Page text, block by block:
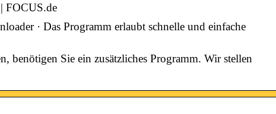
FOCUS.de
· Das Programm erlaubt schnelle und einfache
benötigen Sie ein zusätzliches Programm. Wir stellen